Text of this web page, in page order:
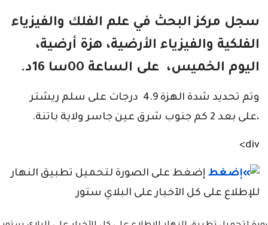
سجل مركز البحث في علم الفلك والفيزياء
الفلكية والفيزياء الأرضية، هزة أرضية،
اليوم الخميس، على الساعة 00سا 16د.
وتم تحديد شدة الهزة 4.9 درجات على سلم ريشتر
،على بعد 2 كم جنوب شرق عين جاسر ولاية باتنة.
div>
إضغط على الصورة لتحميل تطبيق النهار
للإطلاع على كل الآخبار على البلاي ستور